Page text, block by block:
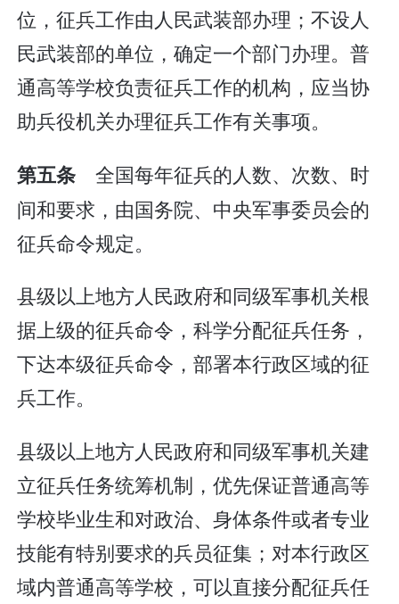
位，征兵工作由人民武装部办理；不设人
民武装部的单位，确定一个部门办理。普
通高等学校负责征兵工作的机构，应当协
助兵役机关办理征兵工作有关事项。
第五条 全国每年征兵的人数、次数、时
间和要求，由国务院、中央军事委员会的
征兵命令规定。
县级以上地方人民政府和同级军事机关根
据上级的征兵命令，科学分配征兵任务，
下达本级征兵命令，部署本行政区域的征
兵工作。
县级以上地方人民政府和同级军事机关建
立征兵任务统筹机制，优先保证普通高等
学校毕业生和对政治、身体条件或者专业
技能有特别要求的兵员征集；对本行政区
域内普通高等学校，可以直接分配征兵任